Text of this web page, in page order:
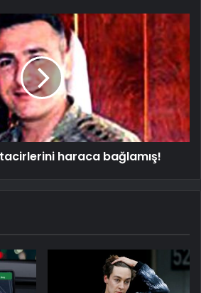
tacirlerini haraca bağlamış!